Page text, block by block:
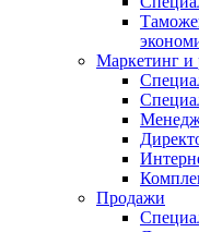
Маркетинг и
Продажи